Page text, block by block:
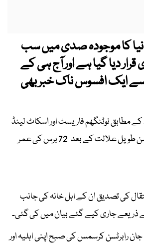
کا موجودہ صدی میں سب
دیا گیا ہے اور آج ہی کے
سے ایک افسوس ناک خبر بھی
مطابق نوٹنگھم فاریسٹ اور اسکاٹ لینڈ
کے سابق ونگر جان رابرٹسن طویل علالت کے بعد 72 برس کی عمر
کی تصدیق ان کے اہل خانہ کی جانب
ذریعے جاری کیے گئے بیان میں کی گئی۔
رابرٹسن کرسمس کی صبح اپنی اہلیہ اور